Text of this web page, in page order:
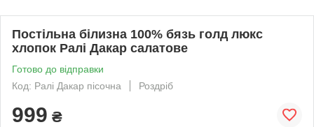
Постільна білизна 100% бязь голд люкс
хлопок Ралі Дакар салатове
Готово до відправки
Код: Ралі Дакар пісочна
Роздріб
999 ₴